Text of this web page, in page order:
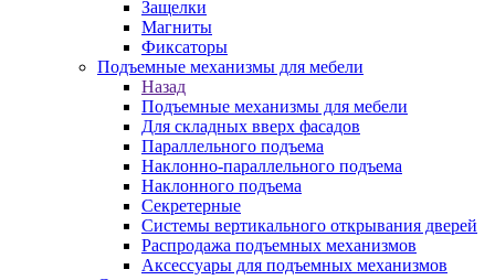
Защелки
Магниты
Фиксаторы
Подъемные механизмы для мебели
Назад
Подъемные механизмы для мебели
Для складных вверх фасадов
Параллельного подъема
Наклонно-параллельного подъема
Наклонного подъема
Секретерные
Системы вертикального открывания дверей
Распродажа подъемных механизмов
Аксессуары для подъемных механизмов